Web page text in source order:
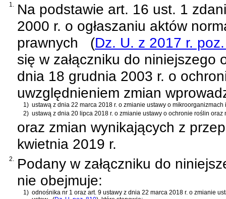
1. Na podstawie art. 16 ust. 1
2000 r. o ogłaszaniu aktów
prawnych
(Dz. U. z 2017 r.
się w załączniku do
dnia 18 grudnia 2003 r. o
uwzględnieniem zmian
1) ustawą z dnia 22 marca 2018 r. o zmianie ustawy o
2) ustawą z dnia 20 lipca 2018 r. o zmianie ustawy o ochronie roślin oraz
oraz zmian wynikających z
kwietnia 2019 r.
2. Podany w załączniku do
nie obejmuje:
1) odnośnika nr 1 oraz art. 9 ustawy z dnia 22 marca 2018 r. o zmianie